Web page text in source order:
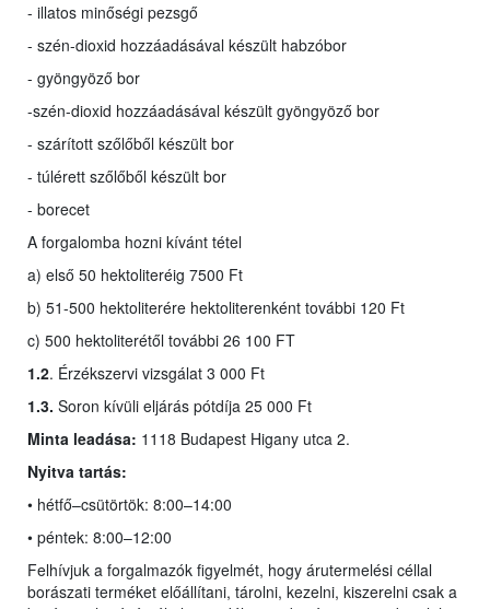
- illatos minőségi pezsgő
- szén-dioxid hozzáadásával készült habzóbor
- gyöngyöző bor
-szén-dioxid hozzáadásával készült gyöngyöző bor
- szárított szőlőből készült bor
- túlérett szőlőből készült bor
- borecet
A forgalomba hozni kívánt tétel
a) első 50 hektoliteréig 7500 Ft
b) 51-500 hektoliterére hektoliterenként további 120 Ft
c) 500 hektoliterétől további 26 100 FT
1.2. Érzékszervi vizsgálat 3 000 Ft
1.3. Soron kívüli eljárás pótdíja 25 000 Ft
Minta leadása: 1118 Budapest Higany utca 2.
Nyitva tartás:
• hétfő–csütörtök: 8:00–14:00
• péntek: 8:00–12:00
Felhívjuk a forgalmazók figyelmét, hogy árutermelési céllal
borászati terméket előállítani, tárolni, kezelni, kiszerelni csak a